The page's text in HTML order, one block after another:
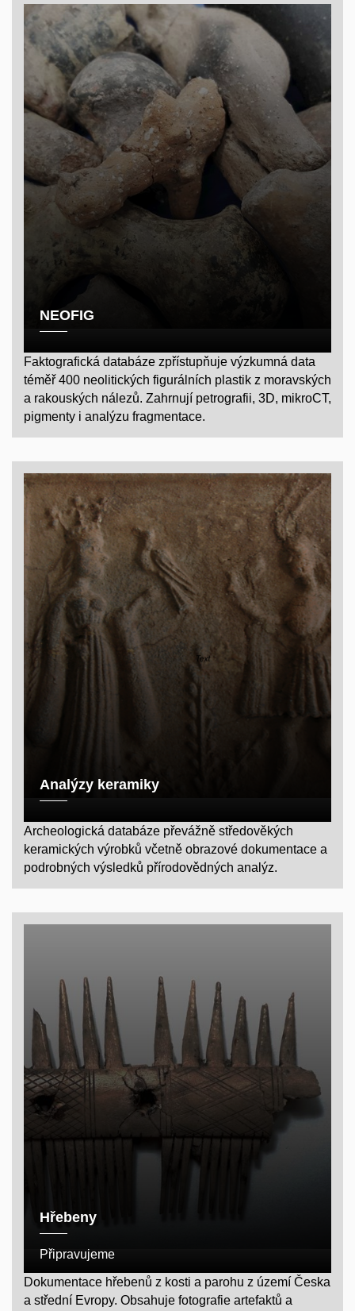
NEOFIG
Faktografická databáze zpřístupňuje výzkumná data
téměř 400 neolitických figurálních plastik z moravských
a rakouských nálezů. Zahrnují petrografii, 3D, mikroCT,
pigmenty i analýzu fragmentace.
Analýzy keramiky
Archeologická databáze převážně středověkých
keramických výrobků včetně obrazové dokumentace a
podrobných výsledků přírodovědných analýz.
Hřebeny
Připravujeme
Dokumentace hřebenů z kosti a parohu z území Česka
a střední Evropy. Obsahuje fotografie artefaktů a